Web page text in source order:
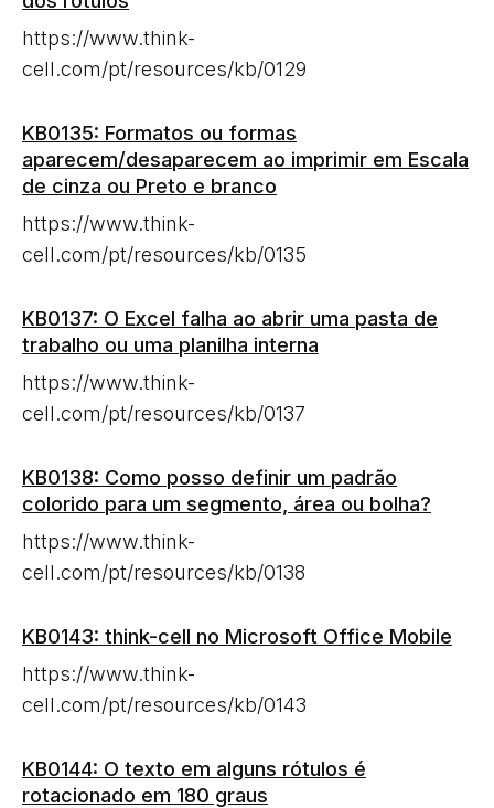
https://www.think-
cell.com/pt/resources/kb/0129
KB0135: Formatos ou formas
aparecem/desaparecem ao imprimir em Escala
de cinza ou Preto e branco
https://www.think-
cell.com/pt/resources/kb/0135
KB0137: O Excel falha ao abrir uma pasta de
trabalho ou uma planilha interna
https://www.think-
cell.com/pt/resources/kb/0137
KB0138: Como posso definir um padrão
colorido para um segmento, área ou bolha?
https://www.think-
cell.com/pt/resources/kb/0138
KB0143: think-cell no Microsoft Office Mobile
https://www.think-
cell.com/pt/resources/kb/0143
KB0144: O texto em alguns rótulos é
rotacionado em 180 graus